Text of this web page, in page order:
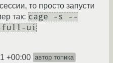
то просто запусти
так: cage -s --
full-ui
+00:00 автор топика